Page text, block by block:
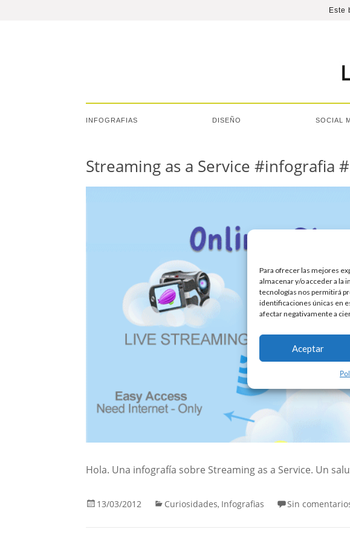
Para ofrecer las mejores
almacenar y/o acceder a la
tecnologías nos permitirá
identificaciones únicas en
afectar negativamente a
Aceptar
Este
INFOGRAFIAS DISEÑO SOCIAL
Streaming as a Service #infografia
Hola. Una infografía sobre Streaming as a Service. Un
13/03/2012 Curiosidades, Infografias Sin